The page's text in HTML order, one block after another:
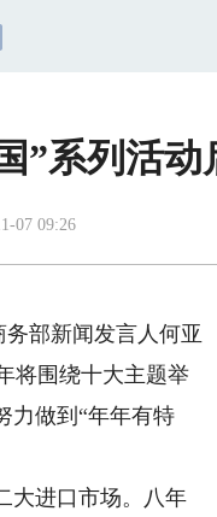
”系列活动
07 09:26
部新闻发言人何亚
将围绕十大主题举
力做到“年年有特
进口市场。八年